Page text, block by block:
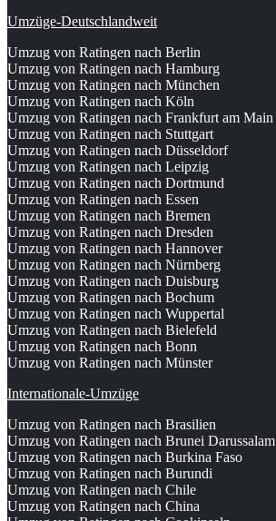
Umzüge-Deutschlandweit
Umzug von Ratingen nach Berlin
Umzug von Ratingen nach Hamburg
Umzug von Ratingen nach München
Umzug von Ratingen nach Köln
Umzug von Ratingen nach Frankfurt am Main
Umzug von Ratingen nach Stuttgart
Umzug von Ratingen nach Düsseldorf
Umzug von Ratingen nach Leipzig
Umzug von Ratingen nach Dortmund
Umzug von Ratingen nach Essen
Umzug von Ratingen nach Bremen
Umzug von Ratingen nach Dresden
Umzug von Ratingen nach Hannover
Umzug von Ratingen nach Nürnberg
Umzug von Ratingen nach Duisburg
Umzug von Ratingen nach Bochum
Umzug von Ratingen nach Wuppertal
Umzug von Ratingen nach Bielefeld
Umzug von Ratingen nach Bonn
Umzug von Ratingen nach Münster
Internationale-Umzüge
Umzug von Ratingen nach Brasilien
Umzug von Ratingen nach Brunei Darussalam
Umzug von Ratingen nach Burkina Faso
Umzug von Ratingen nach Burundi
Umzug von Ratingen nach Chile
Umzug von Ratingen nach China